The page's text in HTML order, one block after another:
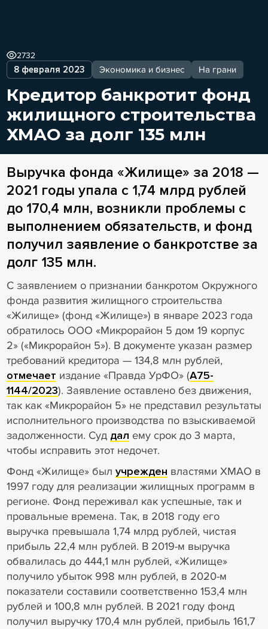
8 февраля 2023 Экономика и бизнес На грани
2732
Кредитор банкротит фонд
жилищного строительства
ХМАО за долг 135 млн
Выручка фонда «Жилище» за 2018 —
2021 годы упала с 1,74 млрд рублей
до 170,4 млн, возникли проблемы с
выполнением обязательств, и фонд
получил заявление о банкротстве за
долг 135 млн.
С заявлением о признании банкротом Окружного
фонда развития жилищного строительства
«Жилище» (фонд «Жилище») в январе 2023 года
обратилось ООО «Микрорайон 5 дом 19 корпус
2» («Микрорайон 5»). В документе указан размер
требований кредитора — 134,8 млн рублей,
отмечает издание «Правда УрФО» (А75-
1144/2023). Заявление оставлено без движения,
так как «Микрорайон 5» не представил результаты
исполнительного производства по взыскиваемой
задолженности. Суд дал ему срок до 3 марта,
чтобы исправить этот недочет.
Фонд «Жилище» был учрежден властями ХМАО в
1997 году для реализации жилищных программ в
регионе. Фонд переживал как успешные, так и
провальные времена. Так, в 2018 году его
выручка превышала 1,74 млрд рублей, чистая
прибыль 22,4 млн рублей. В 2019-м выручка
обвалилась до 444,1 млн рублей, «Жилище»
получило убыток 998 млн рублей, в 2020-м
показатели составили соответственно 153,4 млн
рублей и 100,8 млн рублей. В 2021 году фонд
получил выручку 170,4 млн рублей, прибыль 161,7